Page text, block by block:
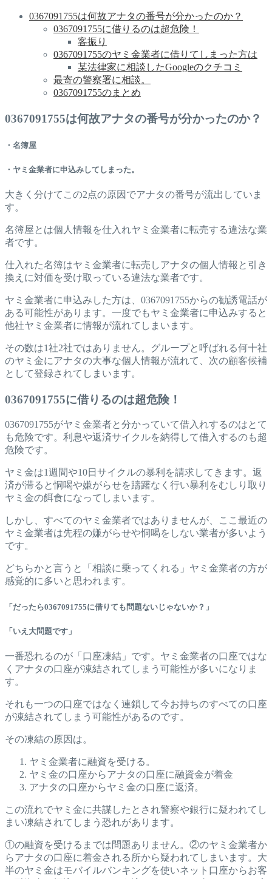
0367091755は何故アナタの番号が分かったのか？
0367091755に借りるのは超危険！
客振り
0367091755のヤミ金業者に借りてしまった方は
某法律家に相談したGoogleのクチコミ
最寄の警察署に相談。
0367091755のまとめ
0367091755は何故アナタの番号が分かったのか？
・名簿屋
・ヤミ金業者に申込みしてしまった。
大きく分けてこの2点の原因でアナタの番号が流出していま
す。
名簿屋とは個人情報を仕入れヤミ金業者に転売する違法な業
者です。
仕入れた名簿はヤミ金業者に転売しアナタの個人情報と引き
換えに対価を受け取っている違法な業者です。
ヤミ金業者に申込みした方は、0367091755からの勧誘電話が
ある可能性があります。一度でもヤミ金業者に申込みすると
他社ヤミ金業者に情報が流れてしまいます。
その数は1社2社ではありません。グループと呼ばれる何十社
のヤミ金にアナタの大事な個人情報が流れて、次の顧客候補
として登録されてしまいます。
0367091755に借りるのは超危険！
0367091755がヤミ金業者と分かっていて借入れするのはとて
も危険です。利息や返済サイクルを納得して借入するのも超
危険です。
ヤミ金は1週間や10日サイクルの暴利を請求してきます。返
済が滞ると恫喝や嫌がらせを躊躇なく行い暴利をむしり取り
ヤミ金の餌食になってしまいます。
しかし、すべてのヤミ金業者ではありませんが、ここ最近の
ヤミ金業者は先程の嫌がらせや恫喝をしない業者が多いよう
です。
どちらかと言うと「相談に乗ってくれる」ヤミ金業者の方が
感覚的に多いと思われます。
「だったら0367091755に借りても問題ないじゃないか？」
「いえ大問題です」
一番恐れるのが「口座凍結」です。ヤミ金業者の口座ではな
くアナタの口座が凍結されてしまう可能性が多いになりま
す。
それも一つの口座ではなく連鎖して今お持ちのすべての口座
が凍結されてしまう可能性があるのです。
その凍結の原因は。
ヤミ金業者に融資を受ける。
ヤミ金の口座からアナタの口座に融資金が着金
アナタの口座からヤミ金の口座に返済。
この流れでヤミ金に共謀したとされ警察や銀行に疑われてし
まい凍結されてしまう恐れがあります。
①の融資を受けるまでは問題ありません。②のヤミ金業者か
らアナタの口座に着金される所から疑われてしまいます。大
半のヤミ金はモバイルバンキングを使いネット口座からお客